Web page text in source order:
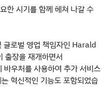
한 시기를 함께 헤쳐 나갈 수
로벌 영업 책임자인 Harald
장을 재개하면서
우처를 사용하여 추가 서비스
혁신적인 기능도 포함되었습